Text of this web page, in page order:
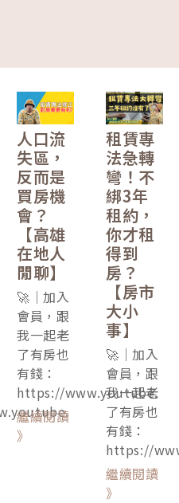
人口流
失區，
反而是
買房機
會？
【高雄
在地人
閒聊】
🚀｜加入
會員，跟
我一起老
了有房也
有錢：
https://www.youtube.
繼續閱讀
》
租賃專
法急轉
彎！不
綁3年
租約，
你才租
得到
房？
【房市
大小
事】
🚀｜加入
會員，跟
我一起老
了有房也
有錢：
https://
繼續閱讀
》